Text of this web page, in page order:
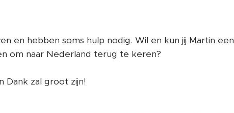
en hebben soms hulp nodig. Wil en kun jij Martin een
om naar Nederland terug te keren?
Dank zal groot zijn!